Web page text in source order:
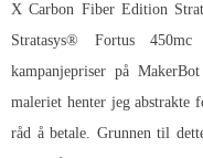
X Carbon Fiber Edition
Stratasys® Fortus
kampanjepriser på
maleriet henter jeg
råd å betale. Grunnen til